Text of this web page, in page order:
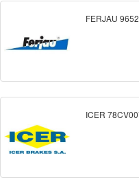
FERJAU
ICER